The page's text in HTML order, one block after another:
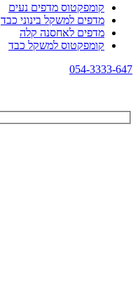
קומפקטוס מדפים נעים
מדפים למשקל בינוני כבד
מדפים לאחסנה קלה
קומפקטוס למשקל כבד
054-3333-647